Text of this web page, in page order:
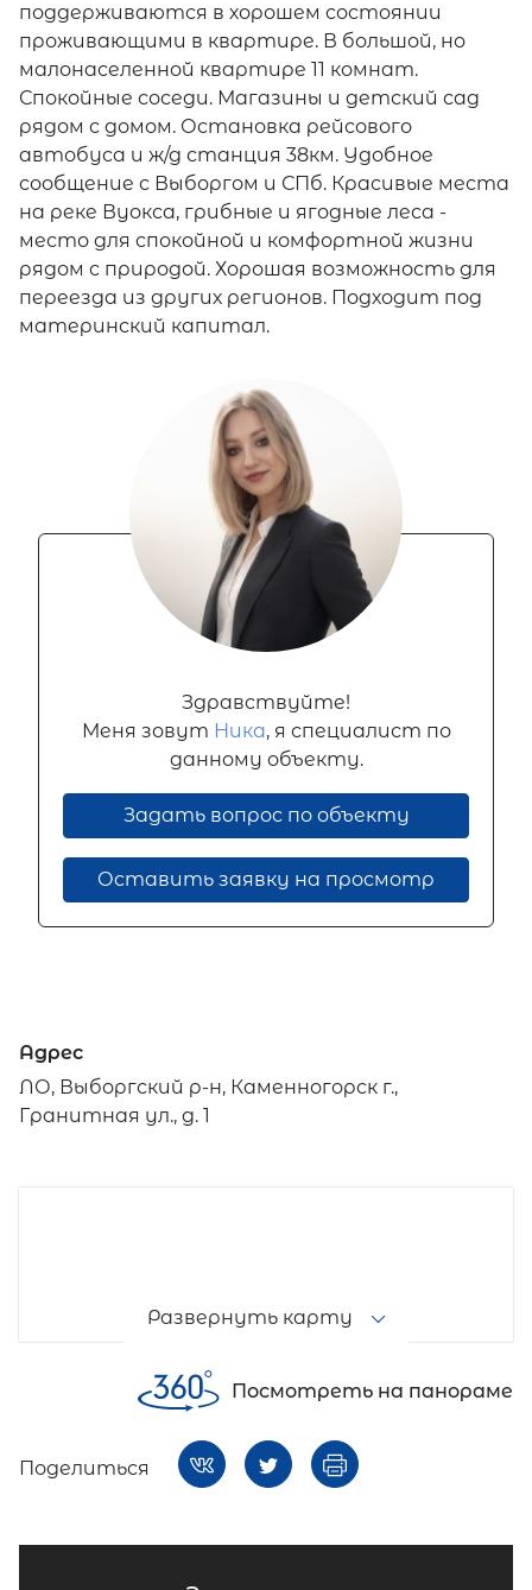
поддерживаются в хорошем состоянии
проживающими в квартире. В большой, но
малонаселенной квартире 11 комнат.
Спокойные соседи. Магазины и детский сад
рядом с домом. Остановка рейсового
автобуса и ж/д станция 38км. Удобное
сообщение с Выборгом и СПб. Красивые места
на реке Вуокса, грибные и ягодные леса -
место для спокойной и комфортной жизни
рядом с природой. Хорошая возможность для
переезда из других регионов. Подходит под
материнский капитал.
Здравствуйте!
Меня зовут Ника, я специалист по
данному объекту.
Задать вопрос по объекту
Оставить заявку на просмотр
Адрес
ЛО, Выборгский р-н, Каменногорск г.,
Гранитная ул., д. 1
Развернуть карту
Посмотреть на панораме
Поделиться